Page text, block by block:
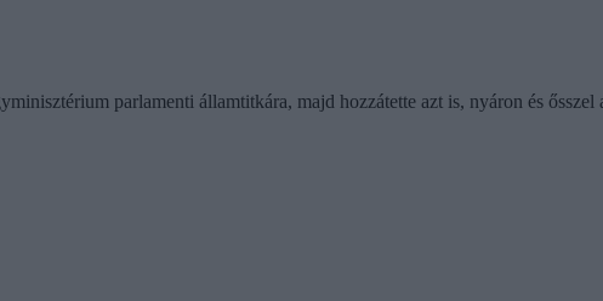
parlamenti államtitkára, majd hozzátette azt is, nyáron és ősszel